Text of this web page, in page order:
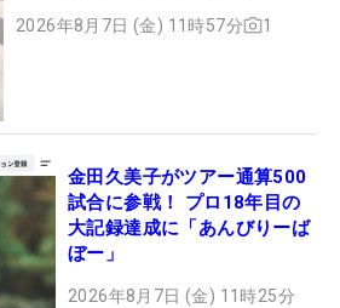
2026年8月7日 (金) 11時57分 1
金田久美子がツアー通算500
試合に参戦！ プロ18年目の
大記録達成に「あんびりーば
ぼー」
2026年8月7日 (金) 11時25分